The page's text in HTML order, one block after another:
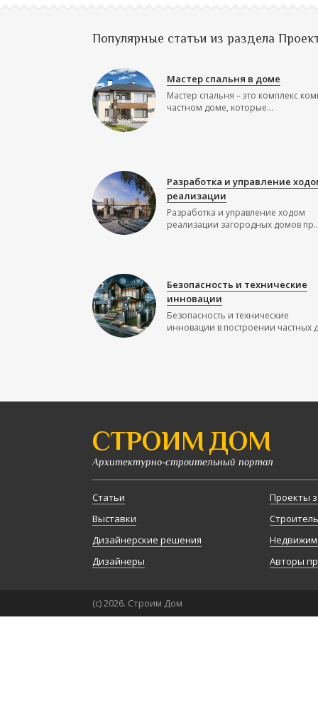
Популярные статьи из раздела
Мастер спальня в доме
Мастер спальня – это комплекс
частном доме, которые...
Разработка и управление
реализации
Разработка и управление ходом
реализации загородных домов
Безопасность и технические
инновации
Безопасность и технические
инновации в построении частных
СТРОИМ ДОМ
Архитектурно-строительный портал
Статьи
Выставки
Дизайнерские решения
Дизайнеры
Проекты
Авторы
(с) 2026. Строим Дом